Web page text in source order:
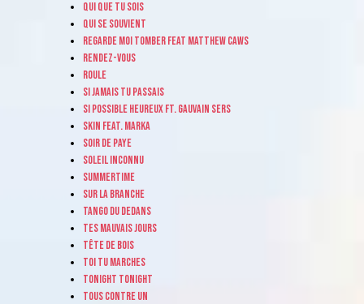
Qui que tu sois
Qui se souvient
Regarde moi tomber Feat Matthew Caws
Rendez-vous
Roule
Si jamais tu passais
Si possible heureux ft. Gauvain Sers
Skin Feat. Marka
Soir de paye
Soleil inconnu
Summertime
Sur la branche
Tango du dedans
Tes mauvais jours
Tête de bois
Toi tu marches
Tonight tonight
Tous contre un